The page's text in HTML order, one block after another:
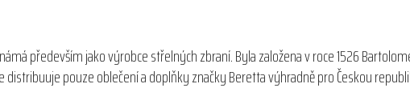
především jako výrobce střelných zbraní. Byla založena v roce 1526
distribuuje pouze oblečení a doplňky značky Beretta výhradně pro Českou